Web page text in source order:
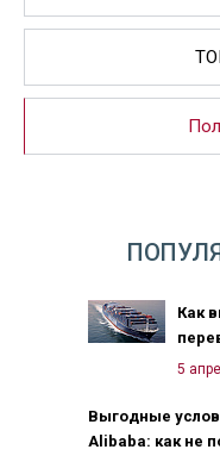
Как
5
Выгодные
Alibaba: как не